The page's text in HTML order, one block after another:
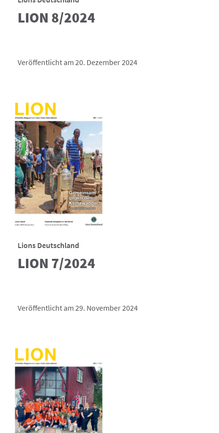
LION 8/2024
Veröffentlicht am 20. Dezember 2024
Lions Deutschland
LION 7/2024
Veröffentlicht am 29. November 2024